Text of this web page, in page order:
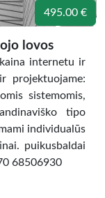
495.00 €
lovos
internetu ir
projektuojame:
sistemomis,
tipo
individualūs
puikusbaldai
68506930